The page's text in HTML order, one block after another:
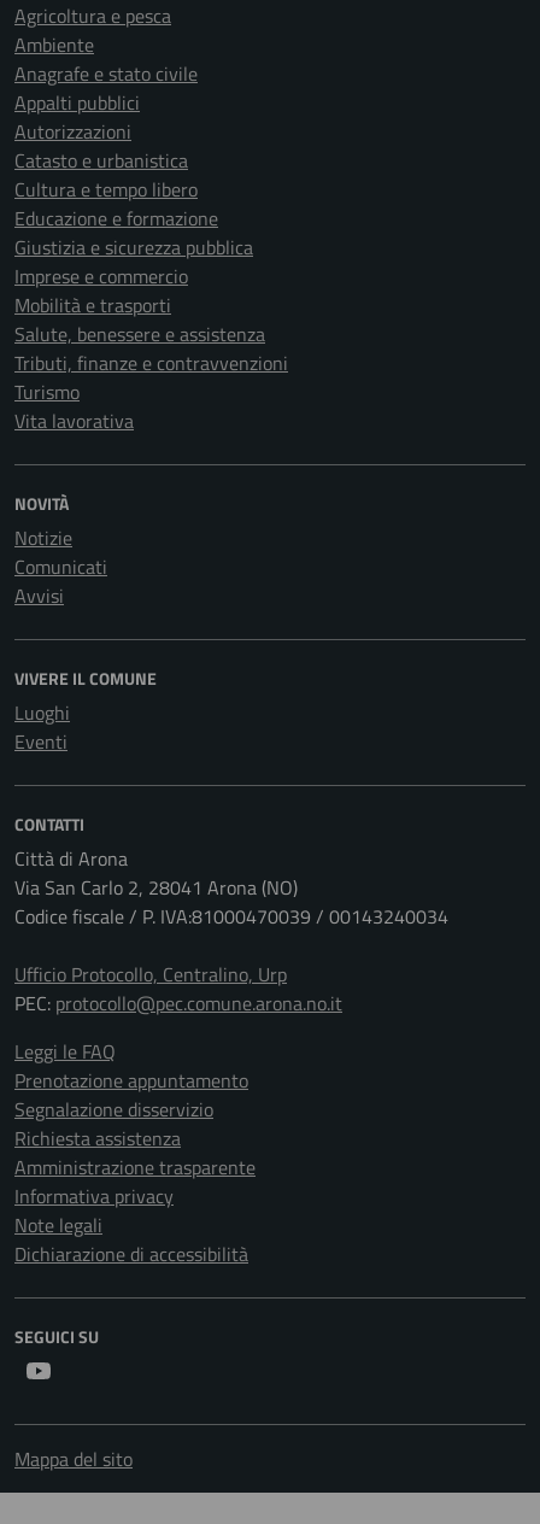
Agricoltura e pesca
Ambiente
Anagrafe e stato civile
Appalti pubblici
Autorizzazioni
Catasto e urbanistica
Cultura e tempo libero
Educazione e formazione
Giustizia e sicurezza pubblica
Imprese e commercio
Mobilità e trasporti
Salute, benessere e assistenza
Tributi, finanze e contravvenzioni
Turismo
Vita lavorativa
NOVITÀ
Notizie
Comunicati
Avvisi
VIVERE IL COMUNE
Luoghi
Eventi
CONTATTI
Città di Arona
Via San Carlo 2, 28041 Arona (NO)
Codice fiscale / P. IVA:81000470039 / 00143240034
Ufficio Protocollo, Centralino, Urp
PEC: protocollo@pec.comune.arona.no.it
Leggi le FAQ
Prenotazione appuntamento
Segnalazione disservizio
Richiesta assistenza
Amministrazione trasparente
Informativa privacy
Note legali
Dichiarazione di accessibilità
SEGUICI SU
Mappa del sito